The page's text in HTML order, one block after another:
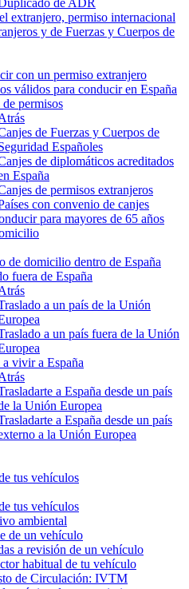
de ADR
extranjero, permiso internacional
y de Fuerzas y Cuerpos de
con un permiso extranjero
válidos para conducir en España
de permisos
de Fuerzas y Cuerpos de
Españoles
de diplomáticos acreditados
España
de permisos extranjeros
con convenio de canjes
para mayores de 65 años
de domicilio dentro de España
fuera de España
a un país de la Unión
a un país fuera de la Unión
a vivir a España
a España desde un país
la Unión Europea
a España desde un país
a la Unión Europea
tus vehículos
tus vehículos
ambiental
de un vehículo
a revisión de un vehículo
habitual de tu vehículo
de Circulación: IVTM